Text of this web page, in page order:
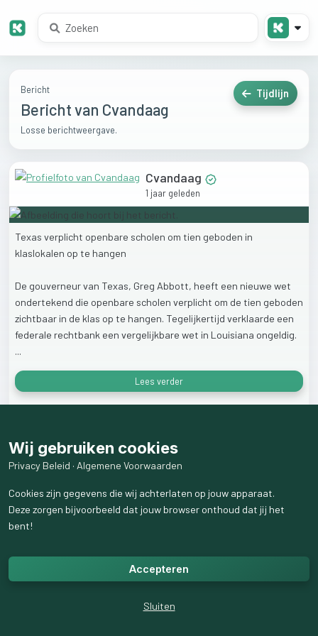
Bericht
Bericht van Cvandaag
Losse berichtweergave.
Tijdlijn
Cvandaag
1 jaar geleden
Texas verplicht openbare scholen om tien geboden in
klaslokalen op te hangen
De gouverneurvan Texas, Greg Abbott, heeft een nieuwe wet
ondertekend die openbare scholen verplicht om de tien geboden
zichtbaar in de klas op te hangen. Tegelijkertijd verklaarde een
federale rechtbank een vergelijkbare wet in Louisiana ongeldig.
...
Lees verder
Wij gebruiken cookies
Privacy Beleid · Algemene Voorwaarden
Cookies zijn gegevens die wij achterlaten op jouw apparaat.
Deze zorgen bijvoorbeeld dat jouw browser onthoud dat jij het
bent!
Accepteren
Sluiten